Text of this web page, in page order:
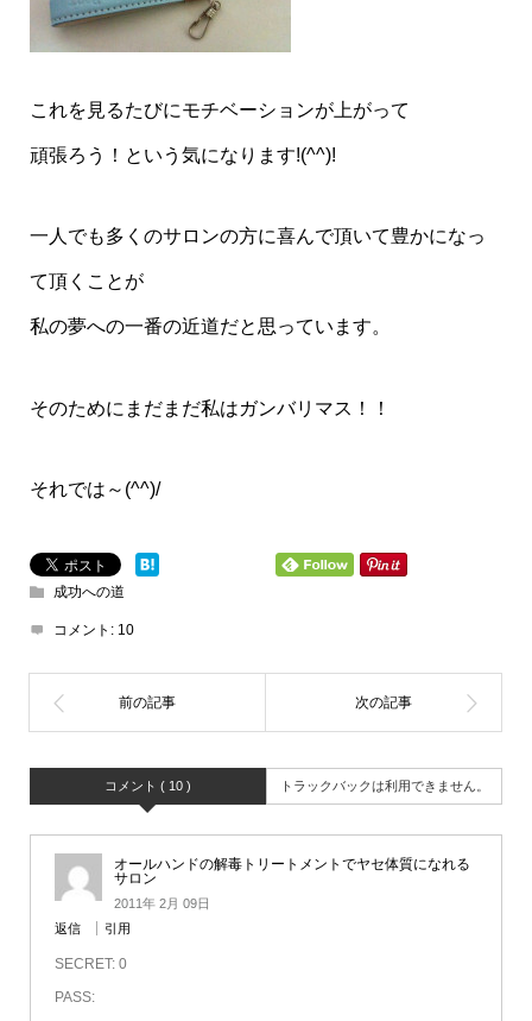
これを見るたびにモチベーションが上がって
頑張ろう！という気になります!(^^)!
一人でも多くのサロンの方に喜んで頂いて豊かになっ
て頂くことが
私の夢への一番の近道だと思っています。
そのためにまだまだ私はガンバリマス！！
それでは～(^^)/
成功への道
コメント: 10
コメント ( 10 ) トラックバックは利用できません。
オールハンドの解毒トリートメントでヤセ体質になれる
サロン
2011年 2月 09日
返信
引用
SECRET: 0
PASS: